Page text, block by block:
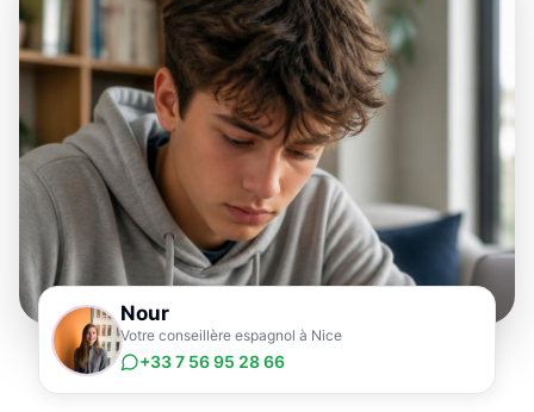
Nour
Votre conseillère espagnol à Nice
+33 7 56 95 28 66